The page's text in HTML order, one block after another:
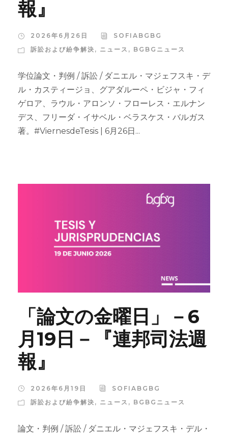
報』
2026年6月26日
SOFIABGBG
訴訟および紛争解決 , ニュース , BGBGニュース
学位論文・判例 / 訴訟 / ダニエル・マジェフスキ・デ
ル・カスティージョ、グアダルーペ・ビジャ・フィ
ゲロア、ラウル・アロンソ・フローレス・エルナン
デス、フリーダ・イサベル・ベラスケス・バルガス
著。#ViernesdeTesis | 6月26日...
「論文の金曜日」－6
月19日－『連邦司法週
報』
2026年6月19日
SOFIABGBG
訴訟および紛争解決 , ニュース , BGBGニュース
論文・判例 / 訴訟 / ダニエル・マジェフスキ・デル・